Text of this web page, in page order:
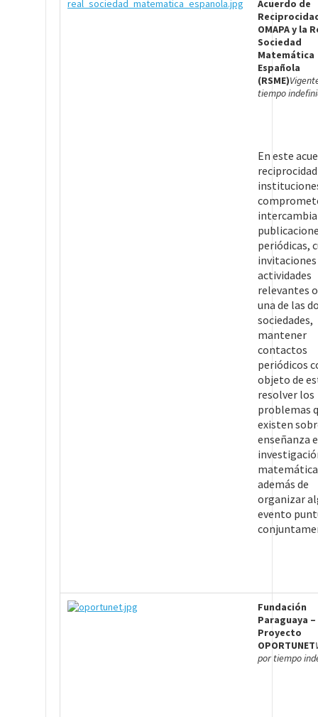
Acuerdo de
OMAPA y la
Sociedad
Matemática
Española
(RSME)
tiempo
En este
periódicas,
actividades
relevantes
una de las
sociedades,
mantener
contactos
periódicos
objeto de
resolver los
problemas
existen
enseñanza e
además de
organizar
evento
Fundación
Paraguaya –
Proyecto
OPORTUNET
por tiempo